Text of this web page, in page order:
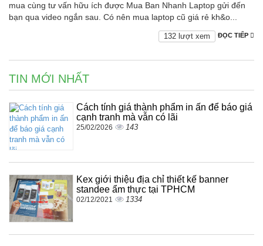
mua cùng tư vấn hữu ích được Mua Ban Nhanh Laptop gửi đến
bạn qua video ngắn sau. Có nên mua laptop cũ giá rẻ kh&o...
ĐỌC TIẾP
132 lượt xem
TIN MỚI NHẤT
Cách tính giá thành phẩm in ấn để báo giá
cạnh tranh mà vẫn có lãi
25/02/2026 143
Kex giới thiệu địa chỉ thiết kế banner
standee ẩm thực tại TPHCM
02/12/2021 1334